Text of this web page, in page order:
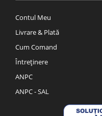
Contul Meu
Livrare & Plată
Cum Comand
Întreținere
ANPC
ANPC - SAL